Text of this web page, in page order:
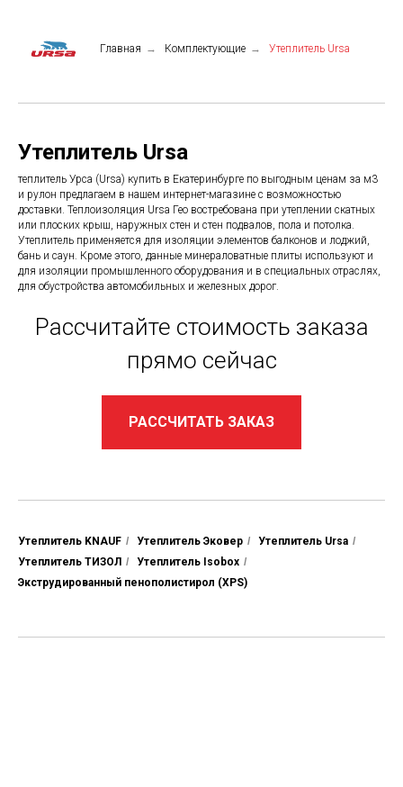
Главная → Комплектующие → Утеплитель Ursa
Утеплитель Ursa
теплитель Урса (Ursa) купить в Екатеринбурге по выгодным ценам за м3
и рулон предлагаем в нашем интернет-магазине с возможностью
доставки. Теплоизоляция Ursa Гео востребована при утеплении скатных
или плоских крыш, наружных стен и стен подвалов, пола и потолка.
Утеплитель применяется для изоляции элементов балконов и лоджий,
бань и саун. Кроме этого, данные минераловатные плиты используют и
для изоляции промышленного оборудования и в специальных отраслях,
для обустройства автомобильных и железных дорог.
Рассчитайте стоимость заказа
прямо сейчас
РАССЧИТАТЬ ЗАКАЗ
Утеплитель KNAUF / Утеплитель Эковер / Утеплитель Ursa /
Утеплитель ТИЗОЛ / Утеплитель Isobox /
Экструдированный пенополистирол (XPS)